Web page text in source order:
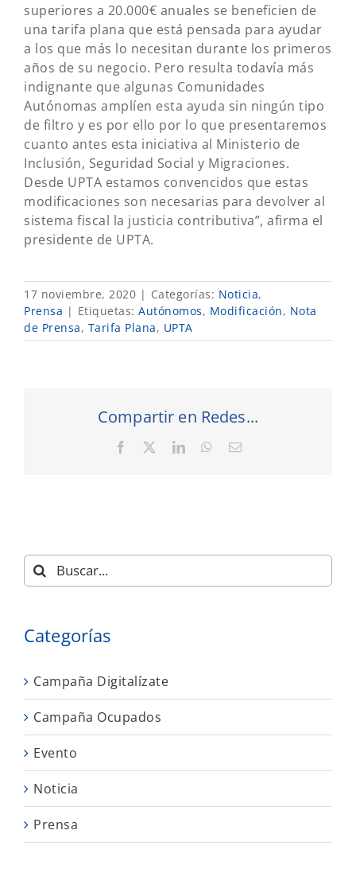
superiores a 20.000€ anuales se beneficien de
una tarifa plana que está pensada para ayudar
a los que más lo necesitan durante los primeros
años de su negocio. Pero resulta todavía más
indignante que algunas Comunidades
Autónomas amplíen esta ayuda sin ningún tipo
de filtro y es por ello por lo que presentaremos
cuanto antes esta iniciativa al Ministerio de
Inclusión, Seguridad Social y Migraciones.
Desde UPTA estamos convencidos que estas
modificaciones son necesarias para devolver al
sistema fiscal la justicia contributiva”, afirma el
presidente de UPTA.
17 noviembre, 2020 | Categorías: Noticia,
Prensa | Etiquetas: Autónomos, Modificación, Nota
de Prensa, Tarifa Plana, UPTA
Compartir en Redes...
Facebook LinkedInWhatsApp
Correo
Buscar:
Categorías
Campaña Digitalízate
Campaña Ocupados
Evento
Noticia
Prensa